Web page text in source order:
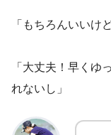
「もちろんいいけ
「大丈夫！早くゆ
れないし」